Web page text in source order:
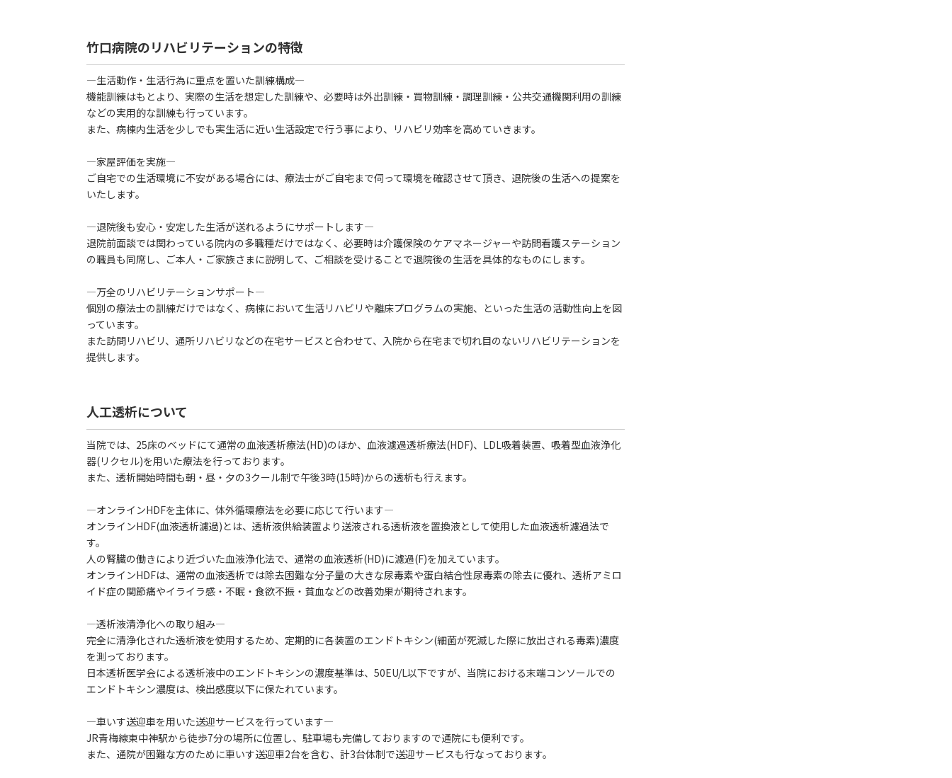
竹口病院のリハビリテーションの特徴
―生活動作・生活行為に重点を置いた訓練構成―
機能訓練はもとより、実際の生活を想定した訓練や、必要時は外出訓練・買物訓練・調理訓練・公共交通機関利用の訓練
などの実用的な訓練も行っています。
また、病棟内生活を少しでも実生活に近い生活設定で行う事により、リハビリ効率を高めていきます。
―家屋評価を実施―
ご自宅での生活環境に不安がある場合には、療法士がご自宅まで伺って環境を確認させて頂き、退院後の生活への提案を
いたします。
―退院後も安心・安定した生活が送れるようにサポートします―
退院前面談では関わっている院内の多職種だけではなく、必要時は介護保険のケアマネージャーや訪問看護ステーション
の職員も同席し、ご本人・ご家族さまに説明して、ご相談を受けることで退院後の生活を具体的なものにします。
―万全のリハビリテーションサポート―
個別の療法士の訓練だけではなく、病棟において生活リハビリや離床プログラムの実施、といった生活の活動性向上を図
っています。
また訪問リハビリ、通所リハビリなどの在宅サービスと合わせて、入院から在宅まで切れ目のないリハビリテーションを
提供します。
人工透析について
当院では、25床のベッドにて通常の血液透析療法(HD)のほか、血液濾過透析療法(HDF)、LDL吸着装置、吸着型血液浄化
器(リクセル)を用いた療法を行っております。
また、透析開始時間も朝・昼・夕の3クール制で午後3時(15時)からの透析も行えます。
―オンラインHDFを主体に、体外循環療法を必要に応じて行います―
オンラインHDF(血液透析濾過)とは、透析液供給装置より送液される透析液を置換液として使用した血液透析濾過法で
す。
人の腎臓の働きにより近づいた血液浄化法で、通常の血液透析(HD)に濾過(F)を加えています。
オンラインHDFは、通常の血液透析では除去困難な分子量の大きな尿毒素や蛋白結合性尿毒素の除去に優れ、透析アミロ
イド症の関節痛やイライラ感・不眠・食欲不振・貧血などの改善効果が期待されます。
―透析液清浄化への取り組み―
完全に清浄化された透析液を使用するため、定期的に各装置のエンドトキシン(細菌が死滅した際に放出される毒素)濃度
を測っております。
日本透析医学会による透析液中のエンドトキシンの濃度基準は、50EU/L以下ですが、当院における末端コンソールでの
エンドトキシン濃度は、検出感度以下に保たれています。
―車いす送迎車を用いた送迎サービスを行っています―
JR青梅線東中神駅から徒歩7分の場所に位置し、駐車場も完備しておりますので通院にも便利です。
また、通院が困難な方のために車いす送迎車2台を含む、計3台体制で送迎サービスも行なっております。